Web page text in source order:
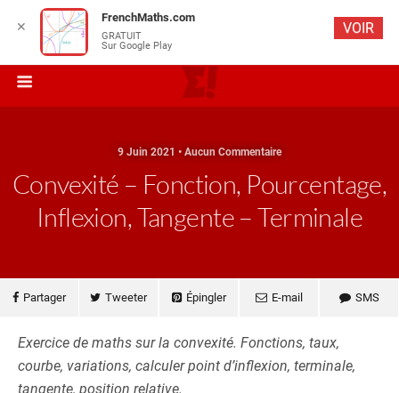
9 Juin 2021 • Aucun Commentaire
Convexité – Fonction, Pourcentage,
Inflexion, Tangente – Terminale
Partager Tweeter Épingler E-mail SMS
Exercice de maths sur la convexité. Fonctions, taux,
courbe, variations, calculer point d’inflexion, terminale,
tangente, position relative.
✕
FrenchMaths.com
GRATUIT
Sur Google Play
VOIR